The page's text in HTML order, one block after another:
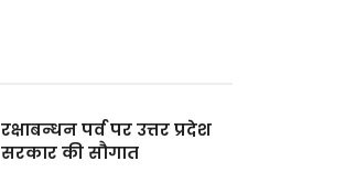
रक्षाबन्धन पर्व पर उत्तर प्रदेश
सरकार की सौगात